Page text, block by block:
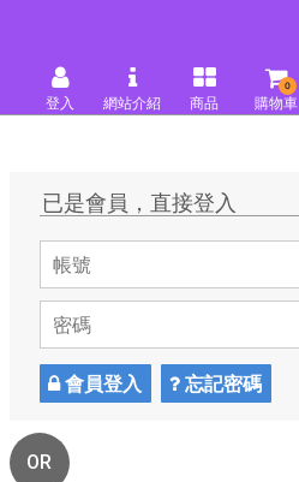
登入 網站介紹 商品 購物車
0
已是會員，直接登入
會員登入 忘記密碼
OR